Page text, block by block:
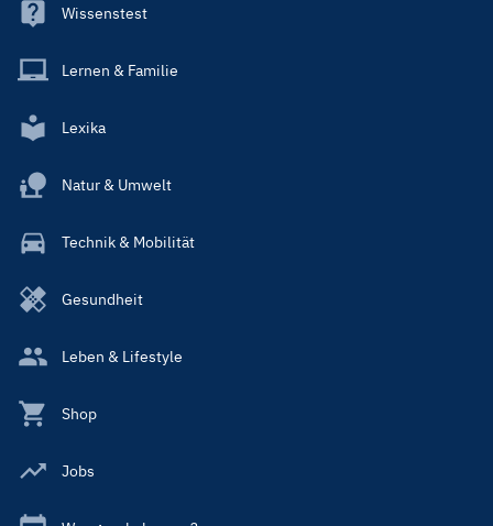
Wissenstest
Lernen & Familie
Lexika
Natur & Umwelt
Technik & Mobilität
Gesundheit
Leben & Lifestyle
Shop
Jobs